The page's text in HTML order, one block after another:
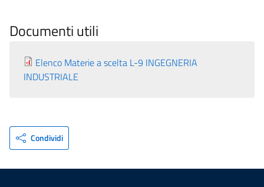
Documenti utili
Elenco Materie a scelta L-9 INGEGNERIA
INDUSTRIALE
Condividi